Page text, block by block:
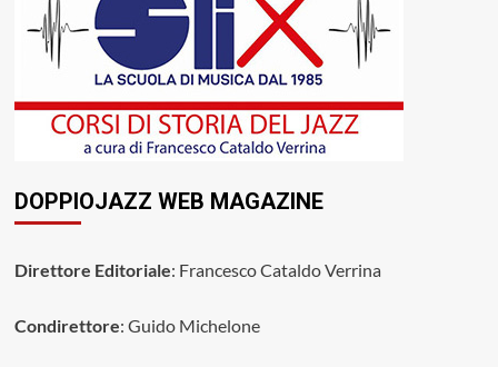
DOPPIOJAZZ WEB MAGAZINE
Direttore Editoriale: Francesco Cataldo Verrina
Condirettore: Guido Michelone